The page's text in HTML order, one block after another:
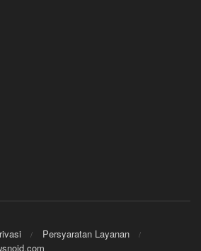
Persyaratan Layanan